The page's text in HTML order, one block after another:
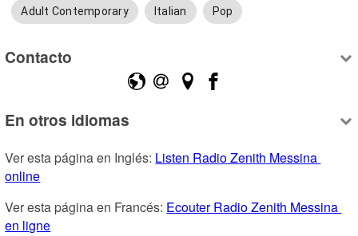
Adult Contemporary Italian Pop
Contacto
En otros idiomas
Ver esta página en Inglés: Listen Radio Zenith Messina
online
Ver esta página en Francés: Ecouter Radio Zenith Messina
en ligne